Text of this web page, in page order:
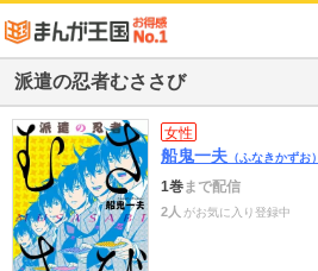
派遣の忍者むささび
女性
船鬼一夫 （ふなきかずお）
1巻まで配信
2人 がお気に入り登録中